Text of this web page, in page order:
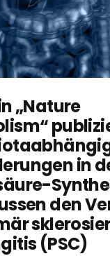
„Nature
in
den
(PSC)